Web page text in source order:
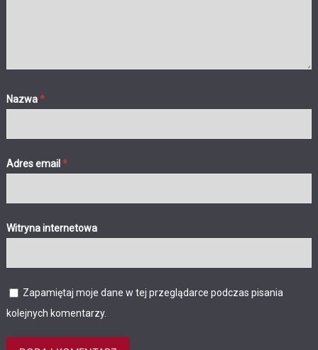
Nazwa*
Adres email *
Witryna internetowa
Zapamiętaj moje dane w tej przeglądarce podczas pisania
kolejnych komentarzy.